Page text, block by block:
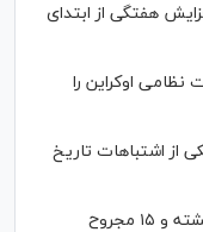
هفتگی از ابتدای
نظامی اوکراین را
از اشتباهات تاریخ